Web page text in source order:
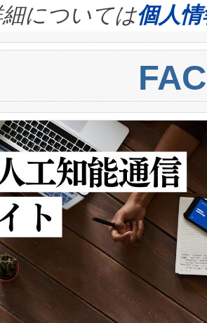
reliability for AI
to ensure battery
は、ai&のAI
ム統合、試運転、
階のデータを監視
ルモードでは、
で検出でき、これ
約600メートルに
率10％のターゲッ
最大検知距離は
最大1キロメート
周囲を監視でき、
処理を簡素化でき
種類のFOVオプシ
マルモード、長
替えて使用するこ
については個人